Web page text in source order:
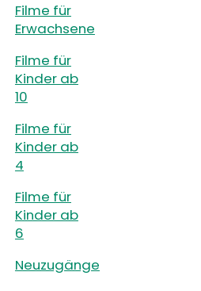
Filme für
Erwachsene
Filme für
Kinder ab
10
Filme für
Kinder ab
4
Filme für
Kinder ab
6
Neuzugänge